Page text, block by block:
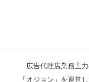
広告代理店業務主力
「オジョン」を運営